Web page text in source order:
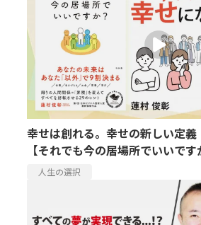
幸せは創れる。幸せの新しい定義
【それでも今の居場所でいいです
人生の選択